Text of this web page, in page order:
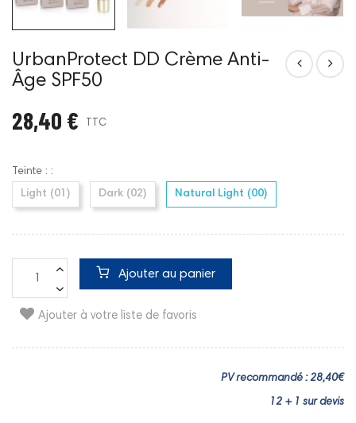
UrbanProtect DD Crème Anti-
Âge SPF50
28,40 € TTC
Teinte : :
Light (01)
Dark (02) Natural Light (00)
Ajouter au panier
Ajouter à votre liste de favoris
PV recommandé : 28,40€
12 + 1 sur devis